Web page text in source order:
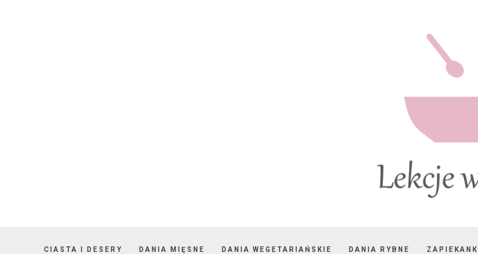
CIASTA I DESERY DANIA MIĘSNE DANIA WEGETARIAŃSKIE DANIA RYBNE ZAPIEKANKI